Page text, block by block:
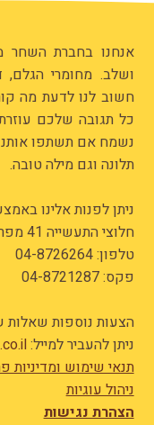
אנחנו בחברת השחר
ושלב. מחומרי הגלם,
חשוב לנו לדעת מה
כל תגובה שלכם
נשמח אם תשתפו
תלונה וגם מילה טובה.
ניתן לפנות אלינו
חלוצי התעשייה 41 מפרץ חיפה
טלפון:04-8726264
פקס: 04-8721287
הצעות נוספות שאלות
ניתן להעביר למייל:
תנאי שימוש ומדיניות
ניהול עוגיות
הצהרת נגישות